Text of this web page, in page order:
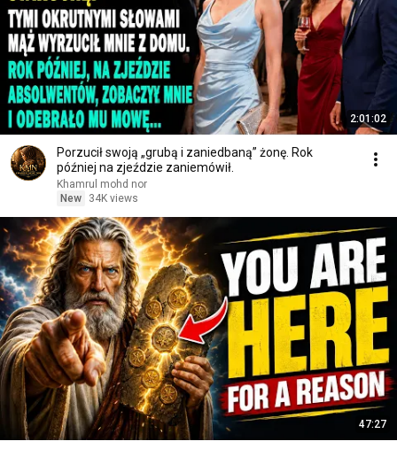
2:01:02
Porzucił swoją „grubą i zaniedbaną” żonę. Rok
później na zjeździe zaniemówił.
Khamrul mohd nor
New
34K views
47:27